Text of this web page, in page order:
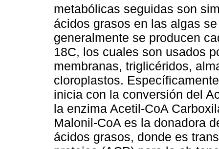
metabólicas seguidas son
ácidos grasos en las algas
generalmente se producen
18C, los cuales son usados
membranas, triglicéridos,
cloroplastos.
inicia con la conversión del
la enzima Acetil-CoA
Malonil-CoA es la donadora
ácidos grasos, donde es